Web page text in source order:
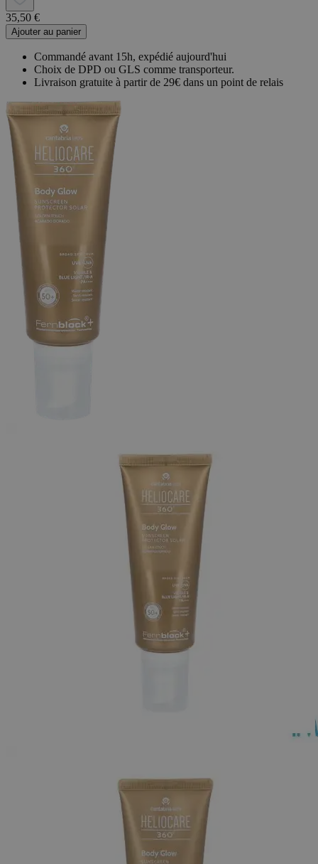
35,50 €
Ajouter au panier
Commandé avant 15h, expédié aujourd'hui
Choix de DPD ou GLS comme transporteur.
Livraison gratuite à partir de 29€ dans un point de relais